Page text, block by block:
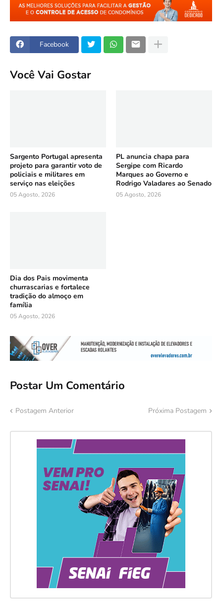
Facebook
Você Vai Gostar
Sargento Portugal apresenta
projeto para garantir voto de
policiais e militares em
serviço nas eleições
05 Agosto, 2026
PL anuncia chapa para
Sergipe com Ricardo
Marques ao Governo e
Rodrigo Valadares ao Senado
05 Agosto, 2026
Dia dos Pais movimenta
churrascarias e fortalece
tradição do almoço em
família
05 Agosto, 2026
Postar Um Comentário
Postagem Anterior Próxima Postagem